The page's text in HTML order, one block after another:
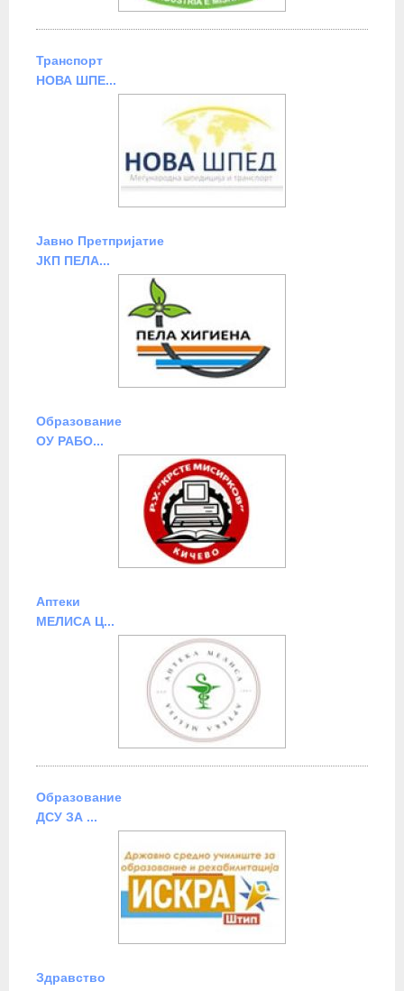
Транспорт
НОВА ШПЕ...
Јавно Претпријатие
ЈКП ПЕЛА...
Образование
ОУ РАБО...
Аптеки
МЕЛИСА Ц...
Образование
ДСУ ЗА ...
Здравство